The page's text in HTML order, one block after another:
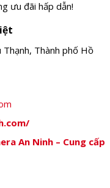
ưu đãi hấp dẫn!
Thạnh, Thành phố Hồ
An Ninh – Cung cấp